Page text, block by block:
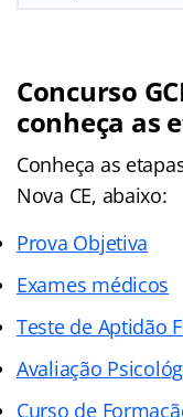
Concurso
conheça as
Conheça as
Nova CE, abaixo:
Prova Objetiva
Exames médicos
Teste de Aptidão
Avaliação
Curso de